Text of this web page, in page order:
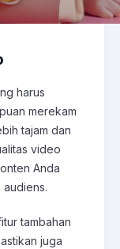
harus
merekam
tajam dan
video
Anda
tambahan
juga